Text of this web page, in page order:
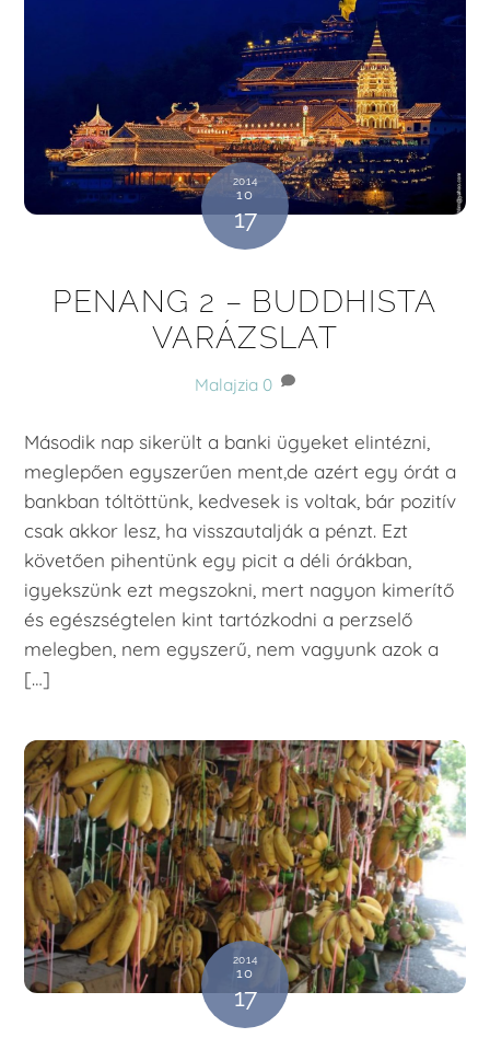
2014
10
17
PENANG 2 – BUDDHISTA
VARÁZSLAT
Malajzia 0
Második nap sikerült a banki ügyeket elintézni,
meglepően egyszerűen ment,de azért egy órát a
bankban tóltöttünk, kedvesek is voltak, bár pozitív
csak akkor lesz, ha visszautalják a pénzt. Ezt
követően pihentünk egy picit a déli órákban,
igyekszünk ezt megszokni, mert nagyon kimerítő
és egészségtelen kint tartózkodni a perzselő
melegben, nem egyszerű, nem vagyunk azok a
[…]
2014
10
17